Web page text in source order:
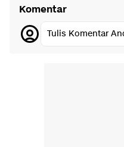
Komentar
Tulis Komentar